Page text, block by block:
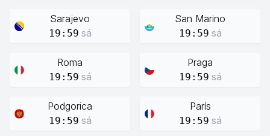
Sarajevo
19:59 sá
San Marino
19:59 sá
Roma
19:59 sá
Praga
19:59 sá
Podgorica
19:59 sá
París
19:59 sá